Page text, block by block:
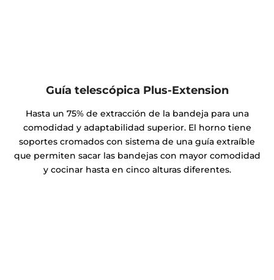
Guía telescópica Plus-Extension
Hasta un 75% de extracción de la bandeja para una
comodidad y adaptabilidad superior. El horno tiene
soportes cromados con sistema de una guía extraíble
que permiten sacar las bandejas con mayor comodidad
y cocinar hasta en cinco alturas diferentes.